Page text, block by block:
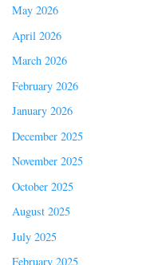
May 2026
April 2026
March 2026
February 2026
January 2026
December 2025
November 2025
October 2025
August 2025
July 2025
February 2025